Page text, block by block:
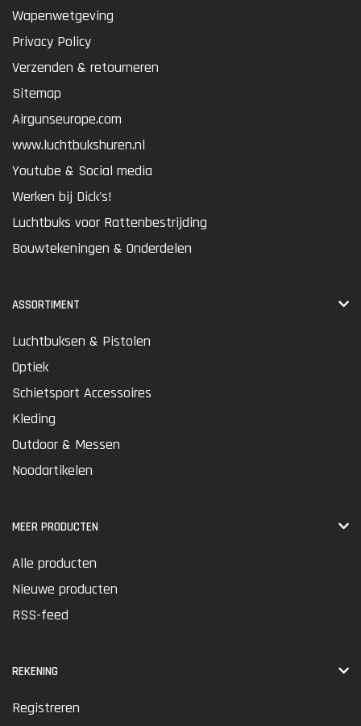
Wapenwetgeving
Privacy Policy
Verzenden & retourneren
Sitemap
Airgunseurope.com
www.luchtbukshuren.nl
Youtube & Social media
Werken bij Dick's!
Luchtbuks voor Rattenbestrijding
Bouwtekeningen & Onderdelen
ASSORTIMENT
Luchtbuksen & Pistolen
Optiek
Schietsport Accessoires
Kleding
Outdoor & Messen
Noodartikelen
MEER PRODUCTEN
Alle producten
Nieuwe producten
RSS-feed
REKENING
Registreren